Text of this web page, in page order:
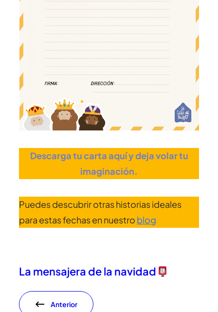
Descarga tu carta aquí y deja volar tu
imaginación.
Puedes descubrir otras historias ideales
para estas fechas en nuestro blog
La mensajera de la navidad
Anterior